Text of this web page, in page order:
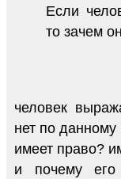
Если
то зачем
человек
нет по данному
имеет право?
и почему